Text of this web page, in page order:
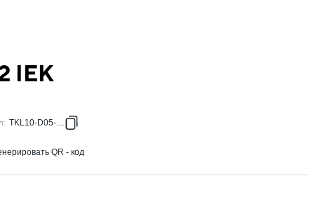
IEK
: TKL10-D05-D25
QR - код